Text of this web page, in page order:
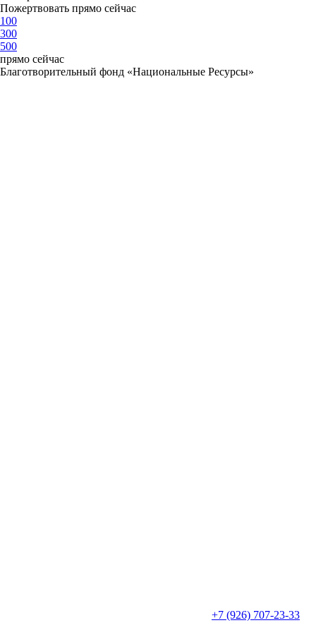
Пожертвовать прямо сейчас
100
300
500
прямо сейчас
Благотворительный фонд «Национальные Ресурсы»
+7 (926) 707-23-33